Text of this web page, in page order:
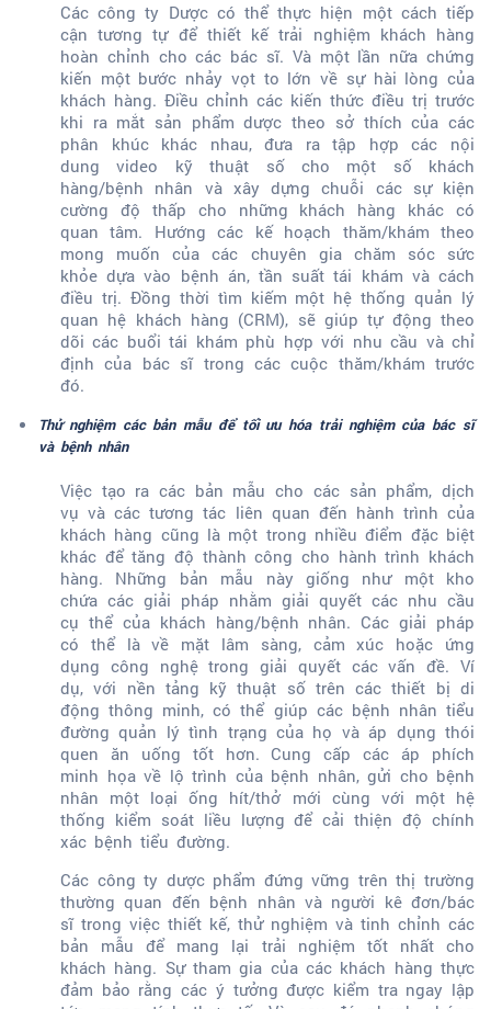
Các công ty Dược có thể thực hiện một cách tiếp
cận tương tự để thiết kế trải nghiệm khách hàng
hoàn chỉnh cho các bác sĩ. Và một lần nữa chứng
kiến một bước nhảy vọt to lớn về sự hài lòng của
khách hàng. Điều chỉnh các kiến thức điều trị trước
khi ra mắt sản phẩm dược theo sở thích của các
phân khúc khác nhau, đưa ra tập hợp các nội
dung video kỹ thuật số cho một số khách
hàng/bệnh nhân và xây dựng chuỗi các sự kiện
cường độ thấp cho những khách hàng khác có
quan tâm. Hướng các kế hoạch thăm/khám theo
mong muốn của các chuyên gia chăm sóc sức
khỏe dựa vào bệnh án, tần suất tái khám và cách
điều trị. Đồng thời tìm kiếm một hệ thống quản lý
quan hệ khách hàng (CRM), sẽ giúp tự động theo
dõi các buổi tái khám phù hợp với nhu cầu và chỉ
định của bác sĩ trong các cuộc thăm/khám trước
đó.
Thử nghiệm các bản mẫu để tối ưu hóa trải nghiệm của bác sĩ
và bệnh nhân
Việc tạo ra các bản mẫu cho các sản phẩm, dịch
vụ và các tương tác liên quan đến hành trình của
khách hàng cũng là một trong nhiều điểm đặc biệt
khác để tăng độ thành công cho hành trình khách
hàng. Những bản mẫu này giống như một kho
chứa các giải pháp nhằm giải quyết các nhu cầu
cụ thể của khách hàng/bệnh nhân. Các giải pháp
có thể là về mặt lâm sàng, cảm xúc hoặc ứng
dụng công nghệ trong giải quyết các vấn đề. Ví
dụ, với nền tảng kỹ thuật số trên các thiết bị di
động thông minh, có thể giúp các bệnh nhân tiểu
đường quản lý tình trạng của họ và áp dụng thói
quen ăn uống tốt hơn. Cung cấp các áp phích
minh họa về lộ trình của bệnh nhân, gửi cho bệnh
nhân một loại ống hít/thở mới cùng với một hệ
thống kiểm soát liều lượng để cải thiện độ chính
xác bệnh tiểu đường.
Các công ty dược phẩm đứng vững trên thị trường
thường quan đến bệnh nhân và người kê đơn/bác
sĩ trong việc thiết kế, thử nghiệm và tinh chỉnh các
bản mẫu để mang lại trải nghiệm tốt nhất cho
khách hàng. Sự tham gia của các khách hàng thực
đảm bảo rằng các ý tưởng được kiểm tra ngay lập